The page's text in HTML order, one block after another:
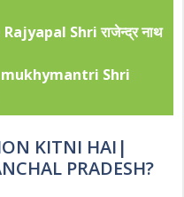
Shri राजेन्द्र नाथ
Shri
KITNI HAI|
PRADESH?